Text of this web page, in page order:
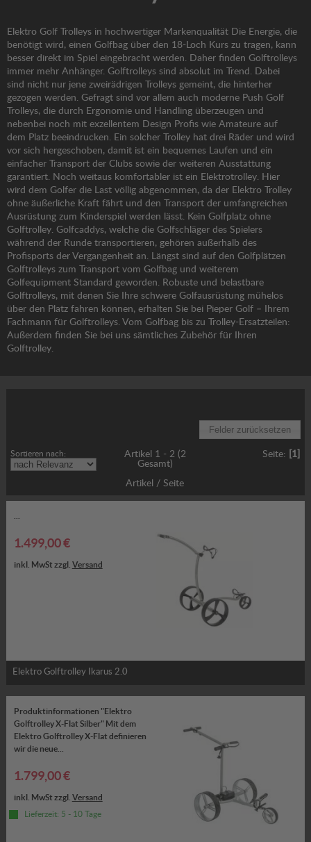
Elektro Golf Trolleys in hochwertiger Markenqualität Die Energie, die
benötigt wird, einen Golfbag über den 18-Loch Kurs zu tragen, kann
besser direkt im Spiel eingebracht werden. Daher finden Golftrolleys
immer mehr Anhänger. Golftrolleys sind absolut im Trend. Dabei
sind nicht nur jene zweirädrigen Trolleys gemeint, die hinterher
gezogen werden. Gefragt sind vor allem auch moderne Push Golf
Trolleys, die durch Ergonomie und Handling überzeugen und
nebenbei noch mit exzellentem Design Profis wie Amateure auf
dem Platz beeindrucken. Ein solcher Trolley hat drei Räder und wird
vor sich hergeschoben, damit ist ein bequemes Laufen und ein
einfacher Transport der Clubs sowie der weiteren Ausstattung
garantiert. Noch weitaus komfortabler ist ein Elektrotrolley. Hier
wird dem Golfer die Last völlig abgenommen, da der Elektro Trolley
ohne äußerliche Kraft fährt und den Transport der umfangreichen
Ausrüstung zum Kinderspiel werden lässt. Kein Golfplatz ohne
Golftrolley. Golfcaddys, welche die Golfschläger des Spielers
während der Runde transportieren, gehören außerhalb des
Profisports der Vergangenheit an. Längst sind auf den Golfplätzen
Golftrolleys zum Transport vom Golfbag und weiterem
Golfequipment Standard geworden. Robuste und belastbare
Golftrolleys, mit denen Sie Ihre schwere Golfausrüstung mühelos
über den Platz fahren können, erhalten Sie bei Pieper Golf – Ihrem
Fachmann für Golftrolleys. Vom Golfbag bis zu Trolley-Ersatzteilen:
Außerdem finden Sie bei uns sämtliches Zubehör für Ihren
Golftrolley.
Sortieren nach:
Artikel 1 - 2 (2
Gesamt)
Artikel / Seite
Seite: [1]
1.499,00 €
inkl. MwSt zzgl. Versand
Elektro Golftrolley Ikarus 2.0
Produktinformationen "Elektro
Golftrolley X-Flat Silber" Mit dem
Elektro Golftrolley X-Flat definieren
wir die neue...
1.799,00 €
inkl. MwSt zzgl. Versand
Lieferzeit: 5 - 10 Tage